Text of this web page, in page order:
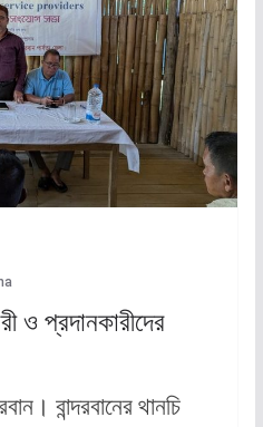
ও প্রদানকারীদের
বান্দরবানের থানচি